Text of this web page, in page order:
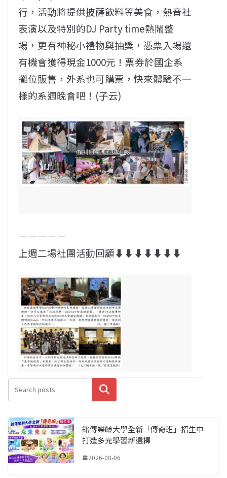
行，活動將提供披薩飲料等美食，熱音社
表演以及特別的DJ Party time熱鬧整
場，更有神秘小禮物與抽獎，憑票入場還
有機會獲得現金1000元！票券於國企系
攤位販售，外系也可購票，快來體驗不一
樣的系週晚會吧！(子云)
－－－－－
上週二場社團活動回顧⬇⬇⬇⬇⬇⬇⬇
搜尋
銘傳樂齡大學全新「傳奇班」招生中
打造多元學習新選擇
2026-08-06